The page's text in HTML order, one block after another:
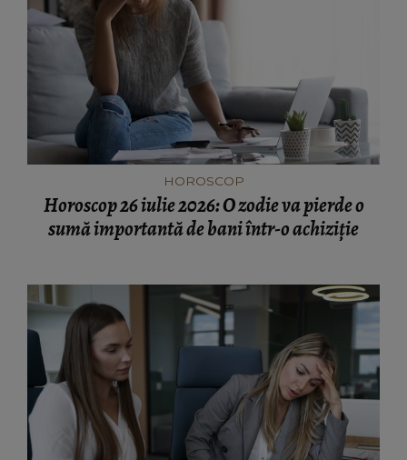
HOROSCOP
Horoscop 26 iulie 2026: O zodie va pierde o
sumă importantă de bani într-o achiziție